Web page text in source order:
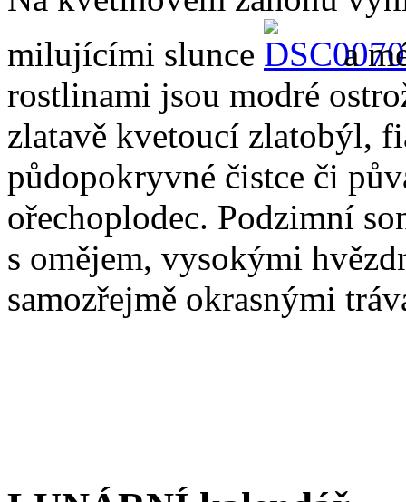
milujícími slunce
a
rostlinami jsou modré
zlatavě kvetoucí zlatobýl,
půdopokryvné čistce či
ořechoplodec. Podzimní
s omějem, vysokými
samozřejmě okrasnými